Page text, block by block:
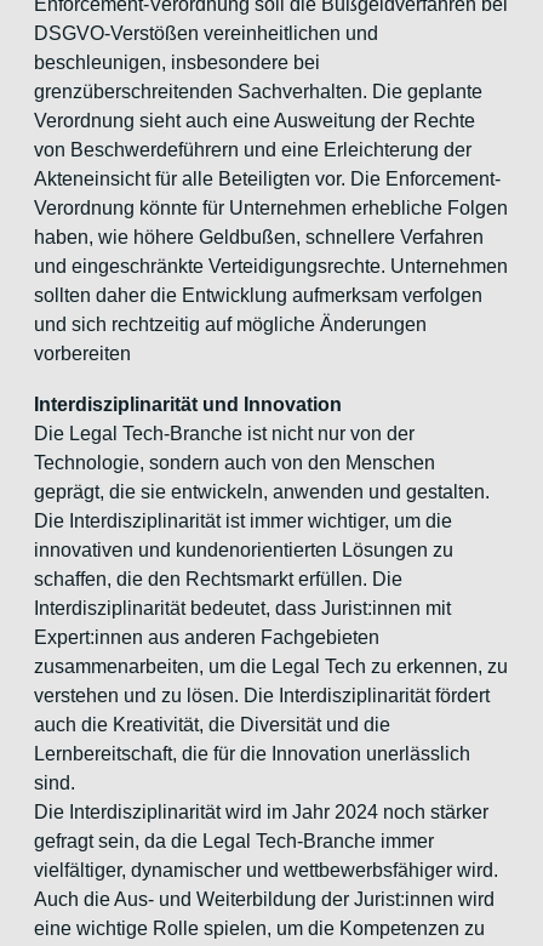
Enforcement-Verordnung soll die Bußgeldverfahren bei
DSGVO-Verstößen vereinheitlichen und
beschleunigen, insbesondere bei
grenzüberschreitenden Sachverhalten. Die geplante
Verordnung sieht auch eine Ausweitung der Rechte
von Beschwerdeführern und eine Erleichterung der
Akteneinsicht für alle Beteiligten vor. Die Enforcement-
Verordnung könnte für Unternehmen erhebliche Folgen
haben, wie höhere Geldbußen, schnellere Verfahren
und eingeschränkte Verteidigungsrechte. Unternehmen
sollten daher die Entwicklung aufmerksam verfolgen
und sich rechtzeitig auf mögliche Änderungen
vorbereiten
Interdisziplinarität und Innovation
Die Legal Tech-Branche ist nicht nur von der
Technologie, sondern auch von den Menschen
geprägt, die sie entwickeln, anwenden und gestalten.
Die Interdisziplinarität ist immer wichtiger, um die
innovativen und kundenorientierten Lösungen zu
schaffen, die den Rechtsmarkt erfüllen. Die
Interdisziplinarität bedeutet, dass Jurist:innen mit
Expert:innen aus anderen Fachgebieten
zusammenarbeiten, um die Legal Tech zu erkennen, zu
verstehen und zu lösen. Die Interdisziplinarität fördert
auch die Kreativität, die Diversität und die
Lernbereitschaft, die für die Innovation unerlässlich
sind.
Die Interdisziplinarität wird im Jahr 2024 noch stärker
gefragt sein, da die Legal Tech-Branche immer
vielfältiger, dynamischer und wettbewerbsfähiger wird.
Auch die Aus- und Weiterbildung der Jurist:innen wird
eine wichtige Rolle spielen, um die Kompetenzen zu